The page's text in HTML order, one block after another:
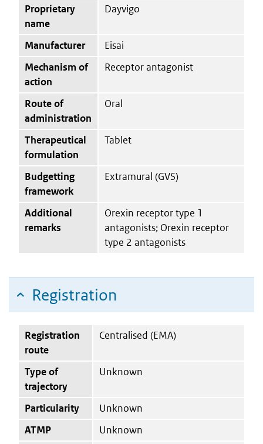
Proprietary
name
Dayvigo
Manufacturer
Eisai
Mechanism of
action
Receptor antagonist
Route of
administration
Oral
Therapeutical
formulation
Tablet
Budgetting
framework
Extramural (GVS)
Additional
remarks
Orexin receptor type 1
antagonists; Orexin receptor
type 2 antagonists
Registration
Registration
route
Centralised (EMA)
Type of
trajectory
Unknown
Particularity
Unknown
ATMP
Unknown